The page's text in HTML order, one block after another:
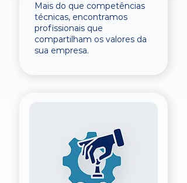
Mais do que competências
técnicas, encontramos
profissionais que
compartilham os valores da
sua empresa.